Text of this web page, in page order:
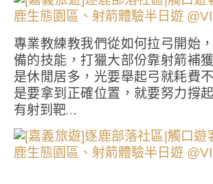
專業教練教我們從如何拉弓開始
備的技能，打獵大部份靠射箭補
是休閒居多，光要舉起弓就耗費
是要拿到正確位置，就要努力撐
有射到靶…